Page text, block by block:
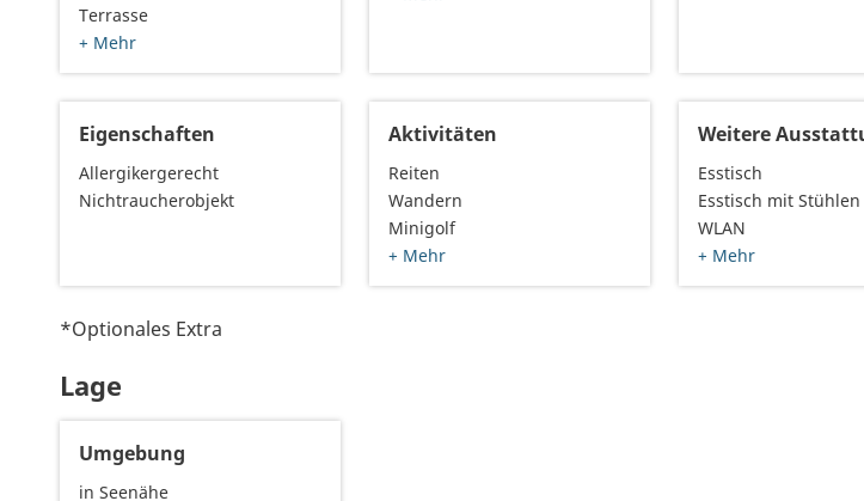
Terrasse
+ Mehr
Eigenschaften
Allergikergerecht
Nichtraucherobjekt
Aktivitäten
Reiten
Wandern
Minigolf
+ Mehr
Weitere
Esstisch
Esstisch mit Stühlen
WLAN
+ Mehr
*Optionales Extra
Lage
Umgebung
in Seenähe